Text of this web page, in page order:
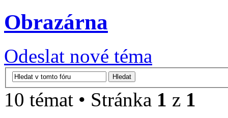
Obrazárna
Odeslat nové téma
10 témat • Stránka 1 z 1